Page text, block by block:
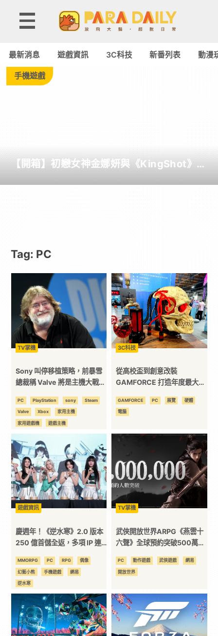
Tag:
-
遊
戲
漫
次
元
｜
3C
科
技
全
方
位
資
訊
平
最新消息 遊戲資訊 3C科技 新番列表 動漫
手機遊戲
【開箱】初戀女神金娜妍與《KingShot》再
Tag: PC
TV掌機
Sony 叫停移植策略，前暴雪
總裁稱 Valve 將是主機大戰新
PC PlayStation sony Steam
Valve Xbox 家用主機
家用遊戲機 遊戲主機
3C科技
從高校盃到創意改裝
GAMFORCE 打造年度最大
GAMFORCE PC 展覽 硬體
電腦
遊戲資訊
慶週年！《逆水寒》2.0 版本
250 億首儲全返，多項 IP 連
歡
MMORPG PC RPG 偶像
幻藍小熊 手機遊戲 網易
逆水寒
TV掌機
武俠開放世界ARPG《燕雲十
六聲》全球預約突破500萬！
月！
PC 動作遊戲 武俠遊戲 網易
開放世界